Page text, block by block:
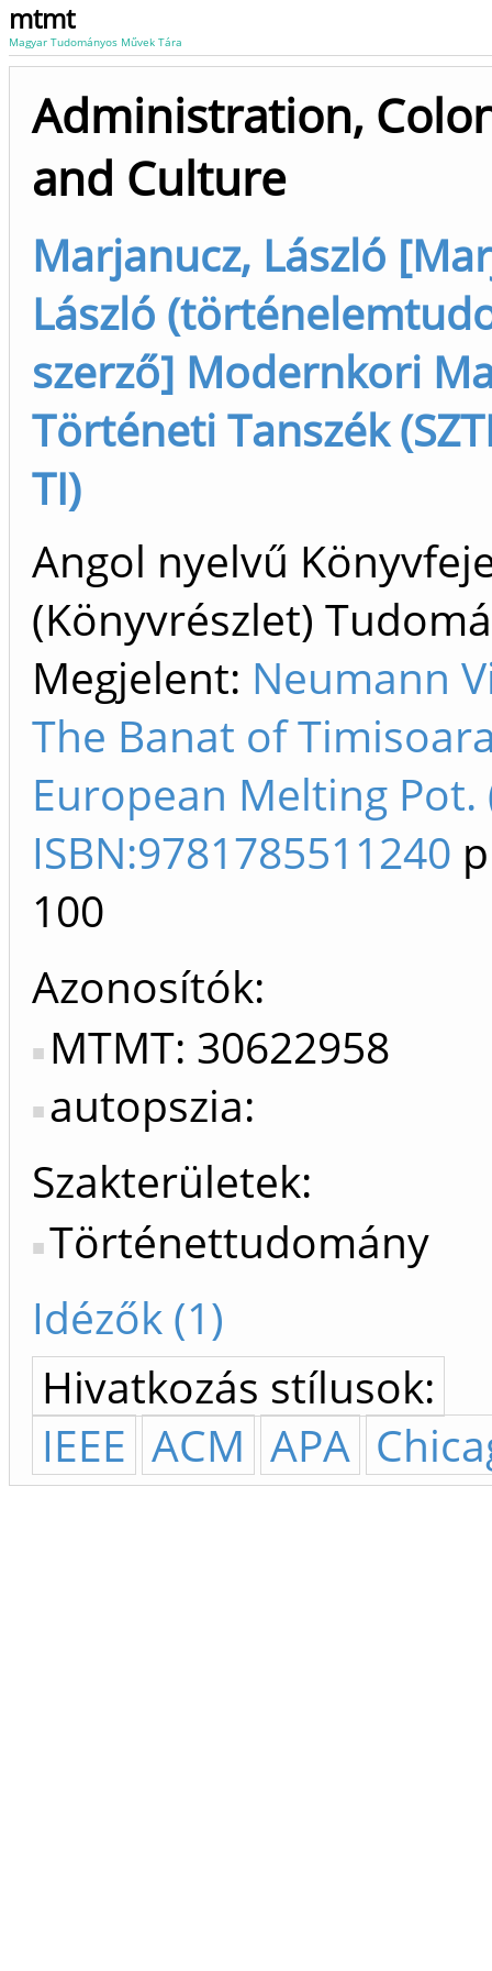
mtmt
Magyar Tudományos Művek Tára
Administration,
and Culture
Marjanucz, László
László
szerző] Modernkori
Történeti Tanszék
TI)
Angol nyelvű
(Könyvrészlet)
Megjelent: Neumann
The Banat of
European Melting Pot.
ISBN:9781785511240
100
Azonosítók
MTMT: 30622958
autopszia:
Szakterületek:
Történettudomány
Idézők (1)
Hivatkozás stílusok:
IEEE ACM APA